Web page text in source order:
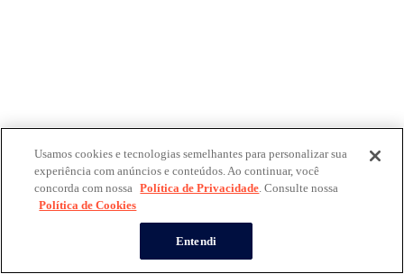
Usamos cookies e tecnologias semelhantes para personalizar sua
experiência com anúncios e conteúdos. Ao continuar, você
concorda com nossa Política de Privacidade. Consulte nossa
Política de Cookies
Entendi